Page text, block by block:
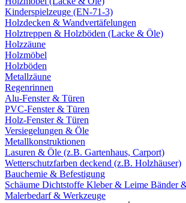
Kinderspielzeuge (EN-71-3)
Holzdecken & Wandvertäfelungen
Holztreppen & Holzböden (Lacke & Öle)
Holzzäune
Holzmöbel
Holzböden
Metallzäune
Regenrinnen
Alu-Fenster & Türen
PVC-Fenster & Türen
Holz-Fenster & Türen
Versiegelungen & Öle
Metallkonstruktionen
Lasuren & Öle (z.B. Gartenhaus, Carport)
Wetterschutzfarben deckend (z.B. Holzhäuser)
Bauchemie & Befestigung
Schäume Dichtstoffe Kleber & Leime Bänder
Malerbedarf & Werkzeuge